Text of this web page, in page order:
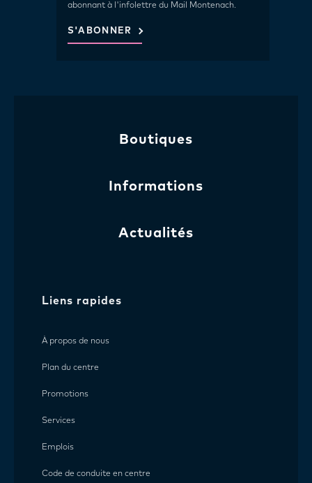
abonnant à l'infolettre du Mail Montenach.
S'ABONNER
Boutiques
Informations
Actualités
Liens rapides
À propos de nous
Plan du centre
Promotions
Services
Emplois
Code de conduite en centre